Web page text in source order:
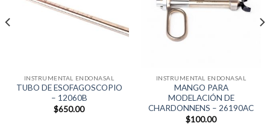
INSTRUMENTAL ENDONASAL
TUBO DE ESOFAGOSCOPIO
– 12060B
$650.00
INSTRUMENTAL ENDONASAL
MANGO PARA
MODELACIÓN DE
CHARDONNENS – 26190AC
$100.00